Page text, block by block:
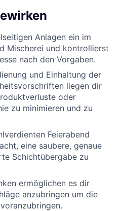
Anlagen ein im
Mischerei und kontrollierst
nach den Vorgaben.
und Einhaltung der
liegen dir
oder
zu minimieren und zu
Feierabend
eine saubere, genaue
Schichtübergabe zu
ermöglichen es dir
anzubringen um die